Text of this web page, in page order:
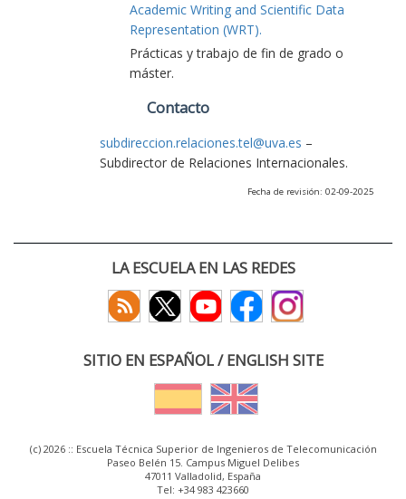
Academic Writing and Scientific Data
Representation (WRT).
Prácticas y trabajo de fin de grado o
máster.
Contacto
subdireccion.relaciones.tel@uva.es –
Subdirector de Relaciones Internacionales.
Fecha de revisión: 02-09-2025
LA ESCUELA EN LAS REDES
SITIO EN ESPAÑOL / ENGLISH SITE
(c) 2026 :: Escuela Técnica Superior de Ingenieros de Telecomunicación
Paseo Belén 15. Campus Miguel Delibes
47011 Valladolid, España
Tel: +34 983 423660